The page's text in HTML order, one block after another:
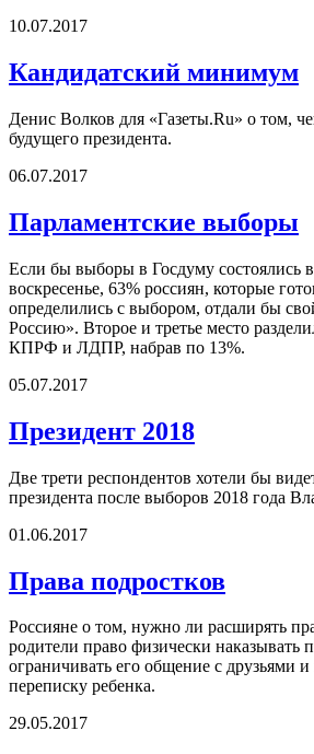
10.07.2017
Кандидатский минимум
Денис Волков для «Газеты.Ru» о том,
будущего президента.
06.07.2017
Парламентские выборы
Если бы выборы в Госдуму состоялись
воскресенье, 63% россиян, которые
определились с выбором, отдали бы
Россию». Второе и третье место
КПРФ и ЛДПР, набрав по 13%.
05.07.2017
Президент 2018
Две трети респондентов хотели бы
президента после выборов 2018 года
01.06.2017
Права подростков
Россияне о том, нужно ли расширять
родители право физически наказывать
ограничивать его общение с друзьями
переписку ребенка.
29.05.2017